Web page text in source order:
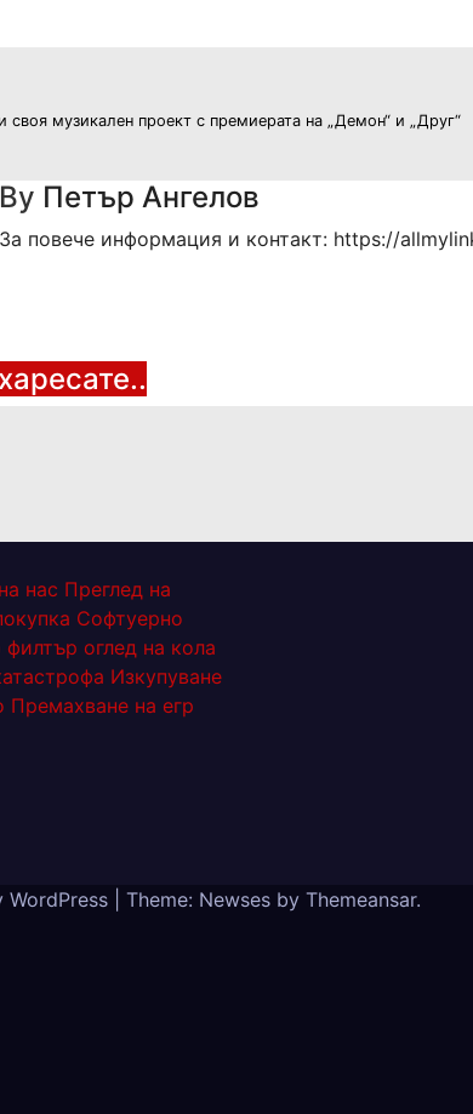
музикален проект с премиерата на „Демон“ и „Друг“
By Петър Ангелов
За повече информация и контакт: https://
нас Преглед на
Софтуерно
филтър оглед на кола
Изкупуване
Премахване на егр
Theme: Newses by Themeansar.